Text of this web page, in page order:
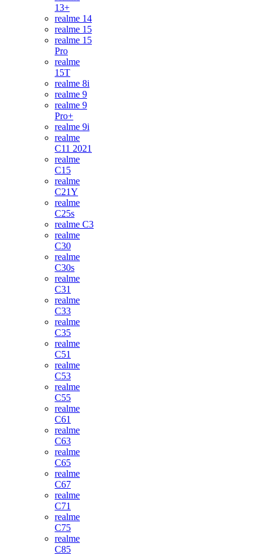
13+
realme 14
realme 15
realme 15
Pro
realme
15T
realme 8i
realme 9
realme 9
Pro+
realme 9i
realme
C11 2021
realme
C15
realme
C21Y
realme
C25s
realme C3
realme
C30
realme
C30s
realme
C31
realme
C33
realme
C35
realme
C51
realme
C53
realme
C55
realme
C61
realme
C63
realme
C65
realme
C67
realme
C71
realme
C75
realme
C85